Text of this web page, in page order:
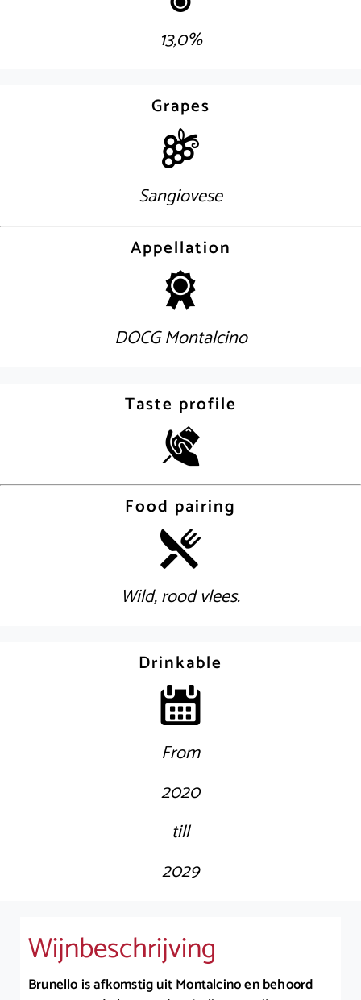
13,0%
Grapes
Sangiovese
Appellation
DOCG Montalcino
Taste profile
Food pairing
Wild, rood vlees.
Drinkable
From
2020
till
2029
Wijnbeschrijving
Brunello is afkomstig uit Montalcino en behoord